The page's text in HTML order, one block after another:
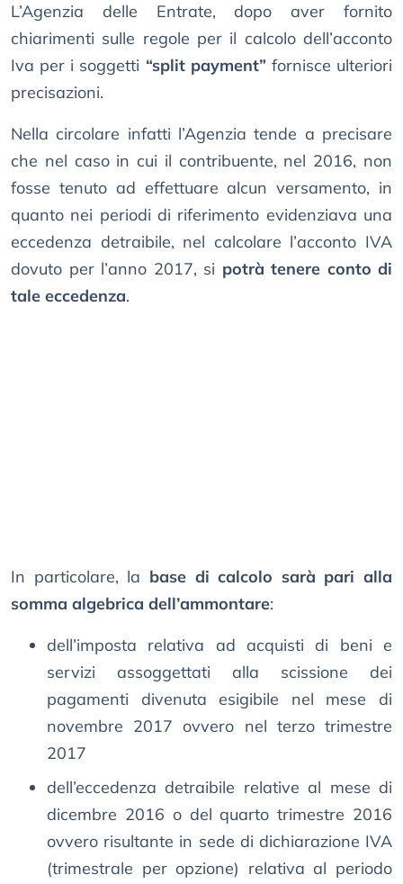
L’Agenzia delle Entrate, dopo aver fornito
chiarimenti sulle regole per il calcolo dell’acconto
Iva per i soggetti “split payment” fornisce ulteriori
precisazioni.
Nella circolare infatti l’Agenzia tende a precisare
che nel caso in cui il contribuente, nel 2016, non
fosse tenuto ad effettuare alcun versamento, in
quanto nei periodi di riferimento evidenziava una
eccedenza detraibile, nel calcolare l’acconto IVA
dovuto per l’anno 2017, si potrà tenere conto di
tale eccedenza.
In particolare, la base di calcolo sarà pari alla
somma algebrica dell’ammontare:
dell’imposta relativa ad acquisti di beni e
servizi assoggettati alla scissione dei
pagamenti divenuta esigibile nel mese di
novembre 2017 ovvero nel terzo trimestre
2017
dell’eccedenza detraibile relative al mese di
dicembre 2016 o del quarto trimestre 2016
ovvero risultante in sede di dichiarazione IVA
(trimestrale per opzione) relativa al periodo